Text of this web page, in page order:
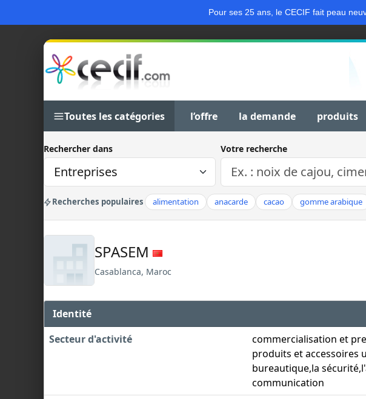
Pour ses 25 ans, le CECIF fait peau
Toutes les catégories l’offre la demande produits
Rechercher dans Votre recherche
Recherches populaires alimentation anacarde cacao gomme arabique
SPASEM
Casablanca, Maroc
Identité
Secteur d'activité
commercialisation et
produits et accessoires
bureautique,la
communication